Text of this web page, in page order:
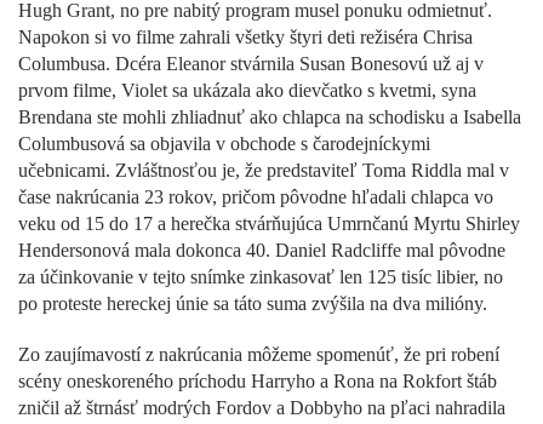
Hugh Grant, no pre nabitý program musel ponuku odmietnuť.
Napokon si vo filme zahrali všetky štyri deti režiséra Chrisa
Columbusa. Dcéra Eleanor stvárnila Susan Bonesovú už aj v
prvom filme, Violet sa ukázala ako dievčatko s kvetmi, syna
Brendana ste mohli zhliadnuť ako chlapca na schodisku a Isabella
Columbusová sa objavila v obchode s čarodejníckymi
učebnicami. Zvláštnosťou je, že predstaviteľ Toma Riddla mal v
čase nakrúcania 23 rokov, pričom pôvodne hľadali chlapca vo
veku od 15 do 17 a herečka stvárňujúca Umrnčanú Myrtu Shirley
Hendersonová mala dokonca 40. Daniel Radcliffe mal pôvodne
za účinkovanie v tejto snímke zinkasovať len 125 tisíc libier, no
po proteste hereckej únie sa táto suma zvýšila na dva milióny.
Zo zaujímavostí z nakrúcania môžeme spomenúť, že pri robení
scény oneskoreného príchodu Harryho a Rona na Rokfort štáb
zničil až štrnásť modrých Fordov a Dobbyho na pľaci nahradila